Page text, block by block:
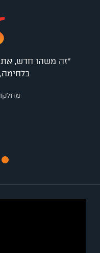
"זה משהו חדש,